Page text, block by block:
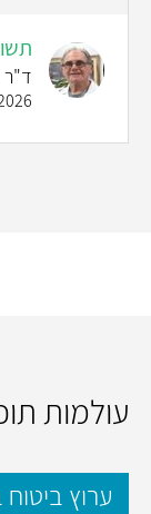
ד"ר
21:28
עולמות
ערוץ